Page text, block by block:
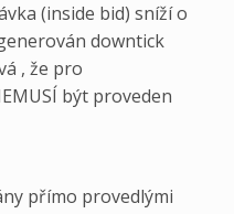
(inside bid) sníží o
downtick
, že pro
být proveden
přímo provedlými